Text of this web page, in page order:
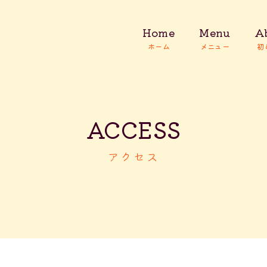
Home Menu
ACCESS
アクセス